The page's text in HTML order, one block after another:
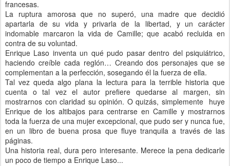
francesas.
La ruptura amorosa que no superó, una madre que decidió
apartarla de su vida y privarla de la libertad, y un carácter
indomable marcaron la vida de Camille; que acabó recluida en
contra de su voluntad.
Enrique Laso inventa un qué pudo pasar dentro del psiquiátrico,
haciendo creíble cada reglón… Creando dos personajes que se
complementan a la perfección, sosegando él la fuerza de ella.
Tal vez queda algo plana la lectura para la terrible historia que
cuenta o tal vez el autor prefiere quedarse al margen, sin
mostrarnos con claridad su opinión. O quizás, simplemente huye
Enrique de los altibajos para centrarse en Camille y mostrarnos
toda la fuerza de una mujer excepcional, que pudo ser y nunca fue,
en un libro de buena prosa que fluye tranquila a través de las
páginas.
Una historia real, dura pero interesante. Merece la pena dedicarle
un poco de tiempo a Enrique Laso...